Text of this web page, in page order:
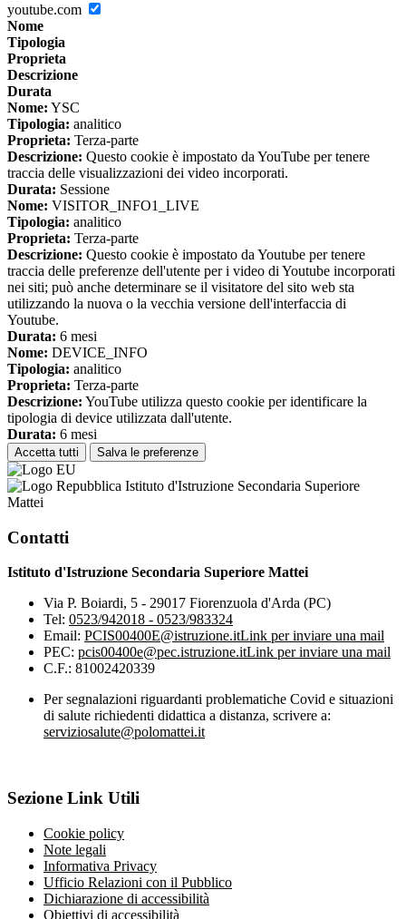
youtube.com
Nome
Tipologia
Proprieta
Descrizione
Durata
Nome: YSC
Tipologia: analitico
Proprieta: Terza-parte
Descrizione: Questo cookie è impostato da YouTube per tenere
traccia delle visualizzazioni dei video incorporati.
Durata: Sessione
Nome: VISITOR_INFO1_LIVE
Tipologia: analitico
Proprieta: Terza-parte
Descrizione: Questo cookie è impostato da Youtube per tenere
traccia delle preferenze dell'utente per i video di Youtube incorporati
nei siti; può anche determinare se il visitatore del sito web sta
utilizzando la nuova o la vecchia versione dell'interfaccia di
Youtube.
Durata: 6 mesi
Nome: DEVICE_INFO
Tipologia: analitico
Proprieta: Terza-parte
Descrizione: YouTube utilizza questo cookie per identificare la
tipologia di device utilizzata dall'utente.
Durata: 6 mesi
Accetta tutti Salva le preferenze
Istituto d'Istruzione Secondaria Superiore
Mattei
Contatti
Istituto d'Istruzione Secondaria Superiore Mattei
Via P. Boiardi, 5 - 29017 Fiorenzuola d'Arda (PC)
Tel: 0523/942018 - 0523/983324
Email: PCIS00400E@istruzione.itLink per inviare una mail
PEC: pcis00400e@pec.istruzione.itLink per inviare una mail
C.F.: 81002420339
Per segnalazioni riguardanti problematiche Covid e situazioni
di salute richiedenti didattica a distanza, scrivere a:
serviziosalute@polomattei.it
Sezione Link Utili
Cookie policy
Note legali
Informativa Privacy
Ufficio Relazioni con il Pubblico
Dichiarazione di accessibilità
Obiettivi di accessibilità